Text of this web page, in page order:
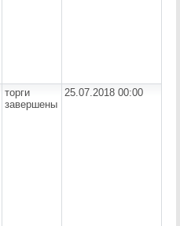
торги
завершены
25.07.2018 00:00